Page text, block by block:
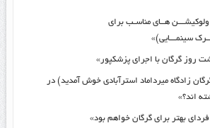
هــای مناسـب برای
سینمـــایی)»
روز گرگان با اجرای پزشکپور»
زادگاه میرداماد استرآبادی خوش آمدید) در
اند؟»
بهتر برای گرگان خواهم بود»